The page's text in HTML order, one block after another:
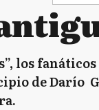
los
de Darío